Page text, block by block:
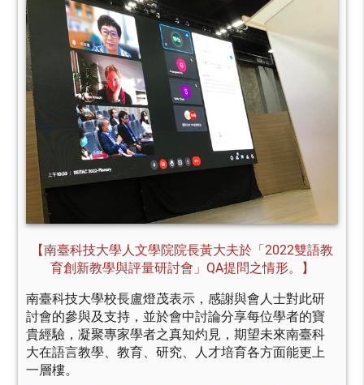
【南臺科技大學人文學院院長黃大夫於「2022雙語教
育創新教學與評量研討會」QA提問之情形。】
南臺科技大學校長盧燈茂表示，感謝與會人士對此研
討會的參與及支持，並於會中討論分享每位學者的寶
貴經驗，凝聚專家學者之真知灼見，期望未來南臺科
大在語言教學、教育、研究、人才培育各方面能更上
一層樓。